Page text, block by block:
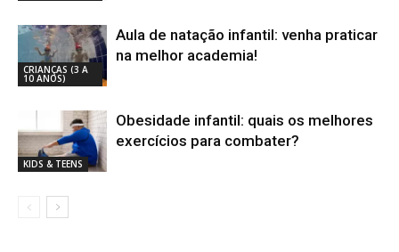
CRIANÇAS (3 A
10 ANOS)
Aula de natação infantil: venha praticar
na melhor academia!
KIDS & TEENS
Obesidade infantil: quais os melhores
exercícios para combater?